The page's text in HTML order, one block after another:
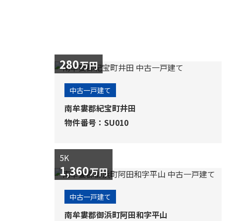
280万円
中古一戸建て
南牟婁郡紀宝町井田
物件番号：SU010
5K
1,360万円
中古一戸建て
南牟婁郡御浜町阿田和字平山